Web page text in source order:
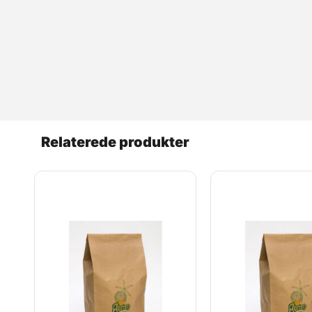
Relaterede produkter